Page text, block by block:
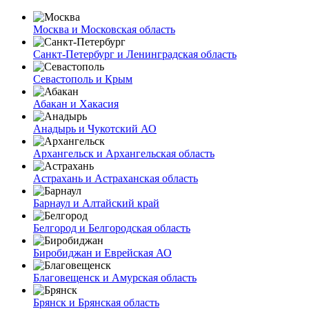
Москва и Московская область
Санкт-Петербург и Ленинградская область
Севастополь и Крым
Абакан и Хакасия
Анадырь и Чукотский АО
Архангельск и Архангельская область
Астрахань и Астраханская область
Барнаул и Алтайский край
Белгород и Белгородская область
Биробиджан и Еврейская АО
Благовещенск и Амурская область
Брянск и Брянская область